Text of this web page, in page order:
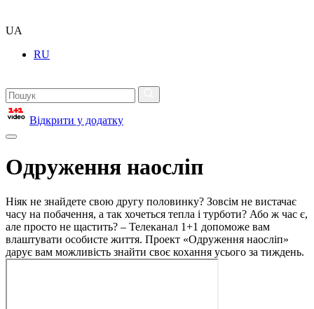
UA
RU
Відкрити у додатку
Одруження наосліп
Ніяк не знайдете свою другу половинку? Зовсім не вистачає
часу на побачення, а так хочеться тепла і турботи? Або ж час є,
але просто не щастить? – Телеканал 1+1 допоможе вам
влаштувати особисте життя. Проект «Одруження наосліп»
дарує вам можливість знайти своє кохання усього за тиждень.